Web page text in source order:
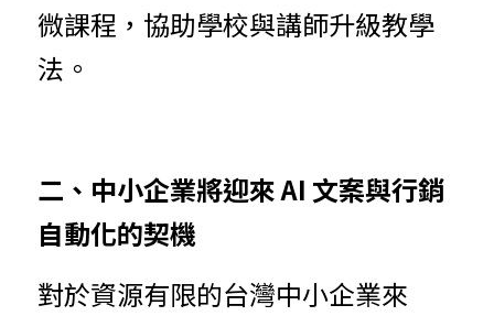
微課程，協助學校與講師升級教學
法。
二、中小企業將迎來 AI 文案與行銷
自動化的契機
對於資源有限的台灣中小企業來